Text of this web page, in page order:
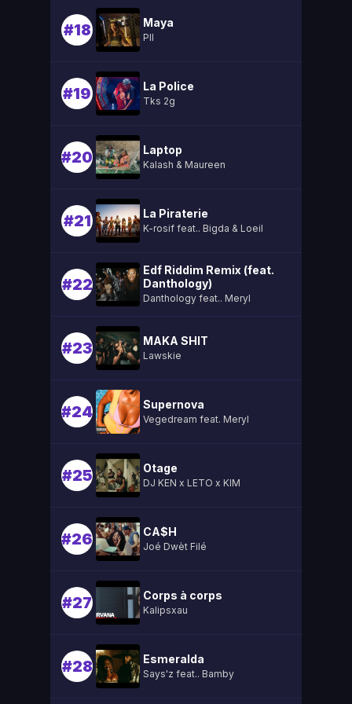
#18 Maya
Pll
#19 La Police
Tks 2g
#20 Laptop
Kalash & Maureen
#21 La Piraterie
K-rosif feat.. Bigda & Loeil
#22
Edf Riddim Remix (feat.
Danthology)
Danthology feat.. Meryl
#23 MAKA SHIT
Lawskie
#24 Supernova
Vegedream feat. Meryl
#25 Otage
DJ KEN x LETO x KIM
#26 CA$H
Joé Dwèt Filé
#27 Corps à corps
Kalipsxau
#28 Esmeralda
Says'z feat.. Bamby